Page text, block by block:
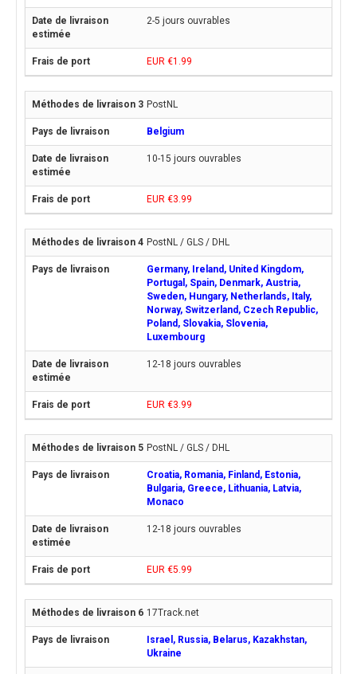
2-5 jours ouvrables
EUR €1.99
PostNL
Belgium
10-15 jours ouvrables
EUR €3.99
PostNL / GLS / DHL
Germany, Ireland, United Kingdom,
Portugal, Spain, Denmark, Austria,
Sweden, Hungary, Netherlands, Italy,
Norway, Switzerland, Czech Republic,
Poland, Slovakia, Slovenia,
Luxembourg
12-18 jours ouvrables
EUR €3.99
PostNL / GLS / DHL
Croatia, Romania, Finland, Estonia,
Bulgaria, Greece, Lithuania, Latvia,
Monaco
12-18 jours ouvrables
EUR €5.99
17Track.net
Israel, Russia, Belarus, Kazakhstan,
Ukraine